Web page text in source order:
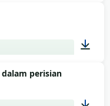
perisian